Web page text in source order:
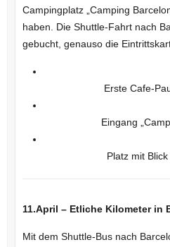
Campingplatz „Camping
haben. Die Shuttle-Fahrt nach
gebucht, genauso die
Erste Cafe-
Eingang
Platz mit
11.April – Etliche Kilometer in
Mit dem Shuttle-Bus nach